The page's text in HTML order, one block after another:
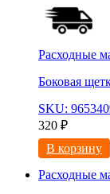
Расходные
Боковая
SKU:
320 ₽
В корзину
Расходные